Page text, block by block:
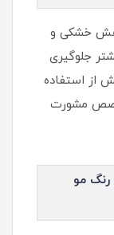
خشکی و
جلوگیری
از استفاده
مشورت
رنگ مو